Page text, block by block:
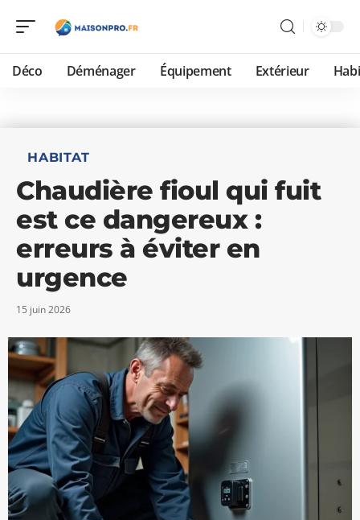
Déco Déménager Équipement Extérieur
HABITAT
Chaudière fioul qui fuit
est ce dangereux :
erreurs à éviter en
urgence
15 juin 2026